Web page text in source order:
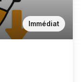
Immédiat